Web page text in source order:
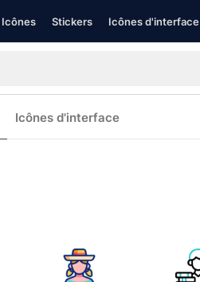
Icônes Stickers Icônes d'interface
Icônes d'interface